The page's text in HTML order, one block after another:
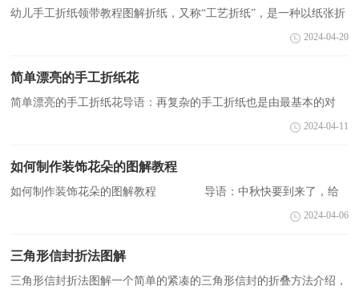
幼儿手工折纸领带教程图解折纸，又称“工艺折纸”，是一种以纸张折
成各种不同形状的艺术活动。一张简单的纸就可以折出千万种物品出
2024-04-20
简单漂亮的手工折纸花
简单漂亮的手工折纸花导语：再复杂的手工折纸也是由最基本的对
折、曲折、前后折完成的。下面是小编为您整理的简单漂亮的.手工
2024-04-11
如何制作装饰花朵的图解教程
如何制作装饰花朵的图解教程 导语：中秋快要到来了，给
最要好的伙伴送上一个好吃的月饼怎么样?这里小编跟大家分享一个
2024-04-06
三角形信封折法图解
三角形信封折法图解一个简单的紧凑的三角形信封的折叠方法介绍，